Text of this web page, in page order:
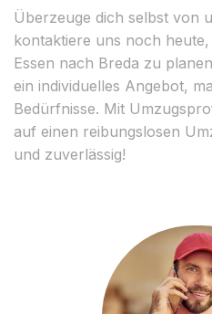
Überzeuge dich selbst von
kontaktiere uns noch
Essen nach Breda zu
ein individuelles Angebot,
Bedürfnisse. Mit
auf einen reibungslosen
und zuverlässig!